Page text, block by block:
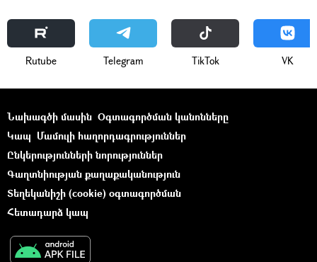
Rutube Telegram ТikТоk VK
Նախագծի մասին Օգտագործման կանոնները
Կապ Մամուլի հաղորդագրություններ
Ընկերությունների նորություններ
Գաղտնիության քաղաքականություն
Տեղեկանիշի (cookie) օգտագործման
Հետադարձ կապ